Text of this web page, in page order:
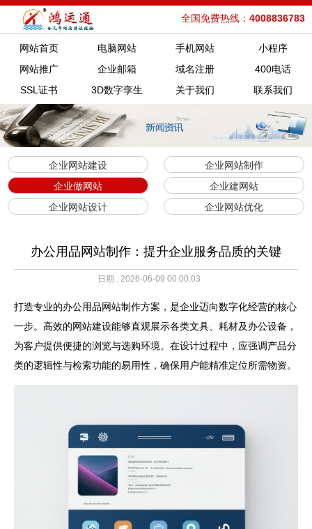
全国免费热线： 4008836783
网站首页 电脑网站 手机网站
小程序
网站推广
企业邮箱 域名注册
400电话
SSL证书
3D数字孪生 关于我们 联系我们
企业网站建设
企业网站制作
企业做网站
企业建网站
企业网站设计
企业网站优化
办公用品网站制作：提升企业服务品质的关键
日期 : 2026-06-09 00:00:03
打造专业的办公用品网站制作方案，是企业迈向数字化经营的核心
一步。高效的网站建设能够直观展示各类文具、耗材及办公设备，
为客户提供便捷的浏览与选购环境。在设计过程中，应强调产品分
类的逻辑性与检索功能的易用性，确保用户能精准定位所需物资。